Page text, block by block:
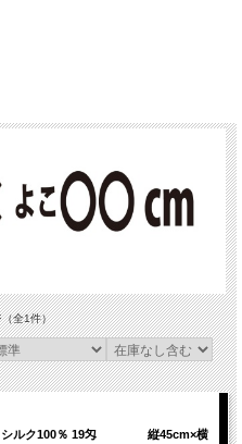
（全1件）
シルク100％ 19匁 縦45cm×横